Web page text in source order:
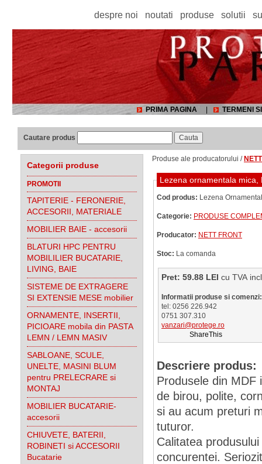
despre noi noutati produse solutii
PRIMA PAGINA TERMENI
Cautare produs
Categorii produse
PROMOTII
TAPITERIE - FERONERIE,
ACCESORII, MATERIALE
MOBILIER BAIE - accesorii
BLATURI HPC PENTRU
MOBILILIER BUCATARIE,
LIVING, BAIE
SISTEME DE EXTRAGERE
SI EXTENSIE MESE mobilier
ORNAMENTE, INSERTII,
PICIOARE mobila din PASTA
LEMN / LEMN MASIV
SABLOANE, SCULE,
UNELTE, MASINI BLUM
pentru PRELECRARE si
MONTAJ
MOBILIER BUCATARIE-
accesorii
CHIUVETE, BATERII,
ROBINETI si ACCESORII
Bucatarie
Produse ale producatorului /
Lezena ornamentala
Cod produs: Lezena
Categorie: PRODUSE
Producator: NETT FRONT
Stoc: La comanda
Pret: 59.88 LEI cu
Informatii produse si comenzi:
tel: 0256 226.942
0751 307.310
vanzari@protege.ro
ShareThis
Descriere produs:
Produsele din MDF
de birou, polite,
si au acum preturi
tuturor.
Calitatea
concurentei.